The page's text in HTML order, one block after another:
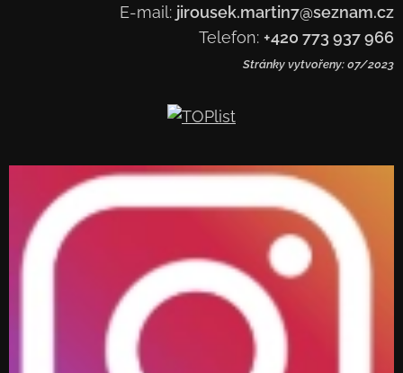
E-mail: jirousek.martin7@seznam.cz
Telefon: +420 773 937 966
Stránky vytvořeny: 07/2023